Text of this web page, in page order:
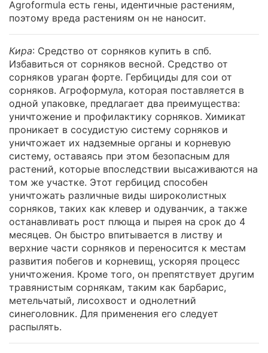
Agroformula есть гены, идентичные растениям,
поэтому вреда растениям он не наносит.
Кира: Средство от сорняков купить в спб.
Избавиться от сорняков весной. Средство от
сорняков ураган форте. Гербициды для сои от
сорняков. Агроформула, которая поставляется в
одной упаковке, предлагает два преимущества:
уничтожение и профилактику сорняков. Химикат
проникает в сосудистую систему сорняков и
уничтожает их надземные органы и корневую
систему, оставаясь при этом безопасным для
растений, которые впоследствии высаживаются на
том же участке. Этот гербицид способен
уничтожать различные виды широколистных
сорняков, таких как клевер и одуванчик, а также
останавливать рост плюща и пырея на срок до 4
месяцев. Он быстро впитывается в листву и
верхние части сорняков и переносится к местам
развития побегов и корневищ, ускоряя процесс
уничтожения. Кроме того, он препятствует другим
травянистым сорнякам, таким как барбарис,
метельчатый, лисохвост и однолетний
синеголовник. Для применения его следует
распылять.